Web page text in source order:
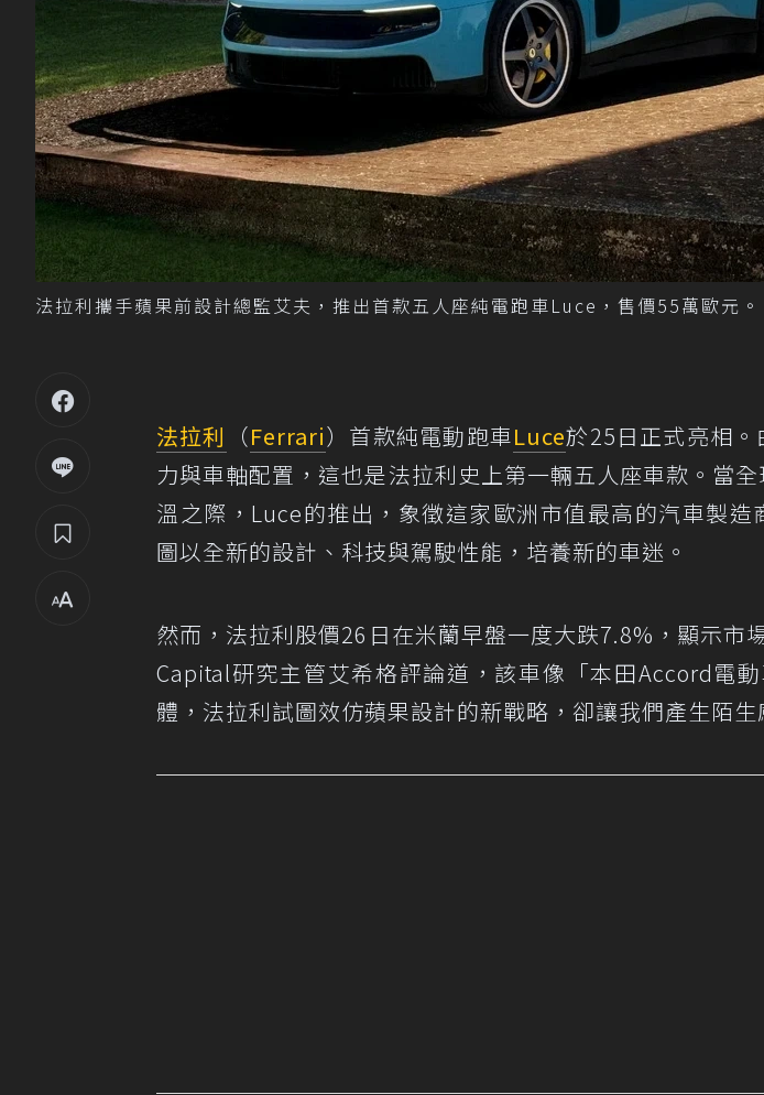
法拉利攜手蘋果前設計總監艾夫，推出首款五人座純電跑車Luce，售價55萬歐元。
法拉利 （Ferrari）首款純電動跑車Luce於25日正式亮相
力與車軸配置，這也是法拉利史上第一輛五人座車款。當
溫之際，Luce的推出，象徵這家歐洲市值最高的汽車製造
圖以全新的設計、科技與駕駛性能，培養新的車迷。
然而，法拉利股價26日在米蘭早盤一度大跌7.8%，顯示市
Capital研究主管艾希格評論道，該車像「本田Accord電
體，法拉利試圖效仿蘋果設計的新戰略，卻讓我們產生陌生